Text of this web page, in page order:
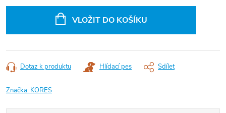
VLOŽIT DO KOŠÍKU
Dotaz k produktu Hlídací pes Sdílet
Značka: KORES